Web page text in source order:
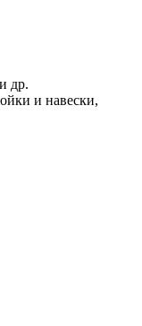
др.
и навески,